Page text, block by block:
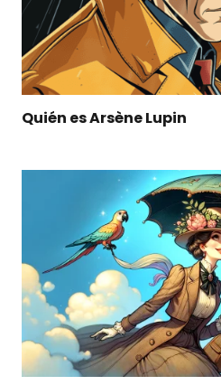
Quién es Arsène Lupin